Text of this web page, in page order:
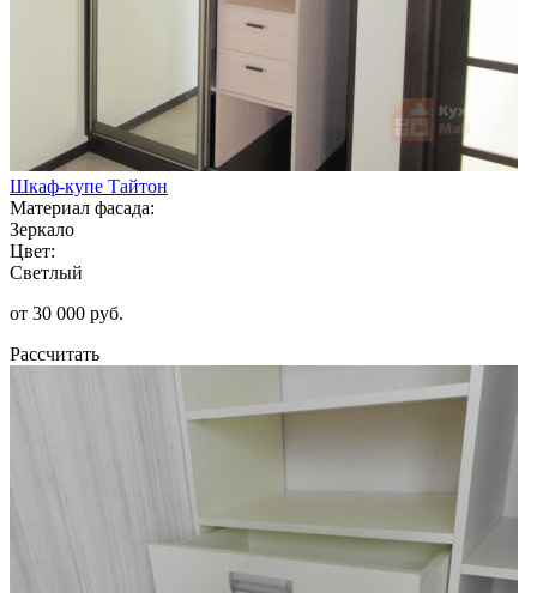
Шкаф-купе Тайтон
Материал фасада:
Зеркало
Цвет:
Светлый
от 30 000 руб.
Рассчитать